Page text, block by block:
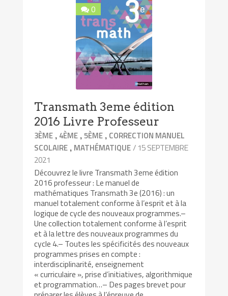
0
Transmath 3eme édition
2016 Livre Professeur
3ÈME , 4ÈME ,5ÈME , CORRECTION MANUEL
SCOLAIRE , MATHÉMATIQUE/ 15 SEPTEMBRE
2021
Découvrez le livre Transmath 3eme édition
2016 professeur : Le manuel de
mathématiques Transmath 3e (2016) : un
manuel totalement conforme à l’esprit et à la
logique de cycle des nouveaux programmes.–
Une collection totalement conforme à l’esprit
et à la lettre des nouveaux programmes du
cycle 4.– Toutes les spécificités des nouveaux
programmes prises en compte :
interdisciplinarité, enseignement
« curriculaire », prise d’initiatives, algorithmique
et programmation…– Des pages brevet pour